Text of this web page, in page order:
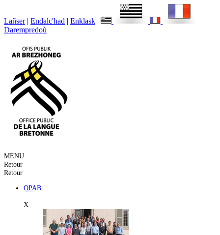
Lañser | Endalc'had | Enklask |
Darempredoù
MENU
Retour
Retour
OPAB
X